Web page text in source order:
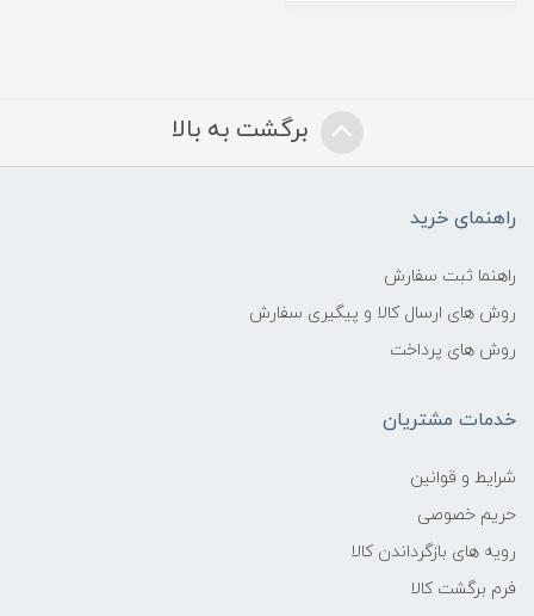
برگشت به بالا
راهنمای خرید
راهنما ثبت سفارش
روش های ارسال کالا و پیگیری سفارش
روش های پرداخت
خدمات مشتریان
شرایط و قوانین
حریم خصوصی
رویه های بازگرداندن کالا
فرم برگشت کالا